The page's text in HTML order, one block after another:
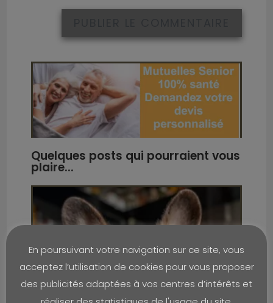
Quelques posts qui pourraient vous
plaire...
En poursuivant votre navigation sur ce site, vous
acceptez l’utilisation de cookies pour vous proposer
des publicités adaptées à vos centres d’intérêts et